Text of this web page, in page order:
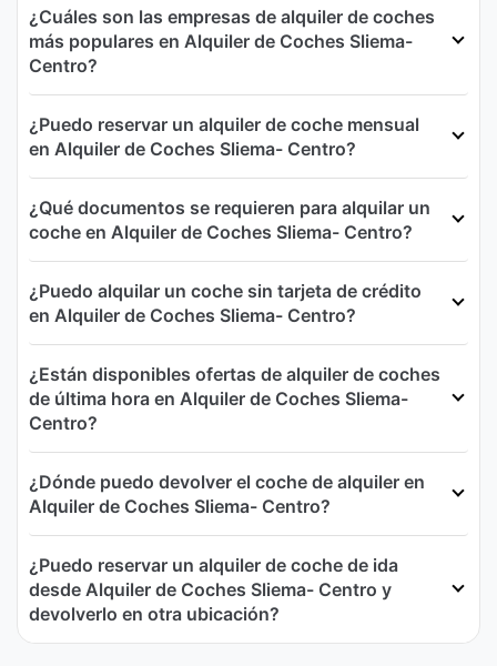
¿Cuáles son las empresas de alquiler de coches
más populares en Alquiler de Coches Sliema-
Centro?
¿Puedo reservar un alquiler de coche mensual
en Alquiler de Coches Sliema- Centro?
¿Qué documentos se requieren para alquilar un
coche en Alquiler de Coches Sliema- Centro?
¿Puedo alquilar un coche sin tarjeta de crédito
en Alquiler de Coches Sliema- Centro?
¿Están disponibles ofertas de alquiler de coches
de última hora en Alquiler de Coches Sliema-
Centro?
¿Dónde puedo devolver el coche de alquiler en
Alquiler de Coches Sliema- Centro?
¿Puedo reservar un alquiler de coche de ida
desde Alquiler de Coches Sliema- Centro y
devolverlo en otra ubicación?